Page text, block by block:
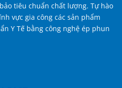
tiêu chuẩn chất lượng. Tự hào
vực gia công các sản phẩm
Y Tế bằng công nghệ ép phun